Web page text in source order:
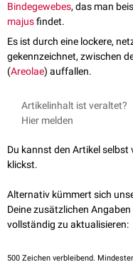
Bindegewebes, das man
majusfindet.
Es ist durch eine lockere,
gekennzeichnet, zwischen
(Areolae) auffallen.
Artikelinhalt ist veraltet?
Hier melden
Du kannst den Artikel selbst
klickst.
Alternativ kümmert sich
Deine zusätzlichen
vollständig zu aktualisieren:
500 Zeichen verbleibend.